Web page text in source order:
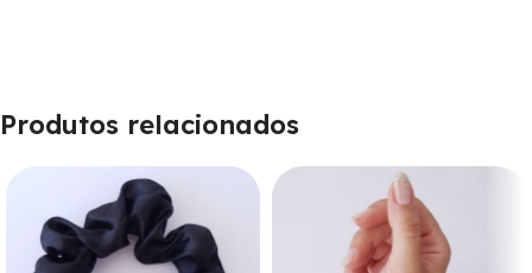
Produtos relacionados